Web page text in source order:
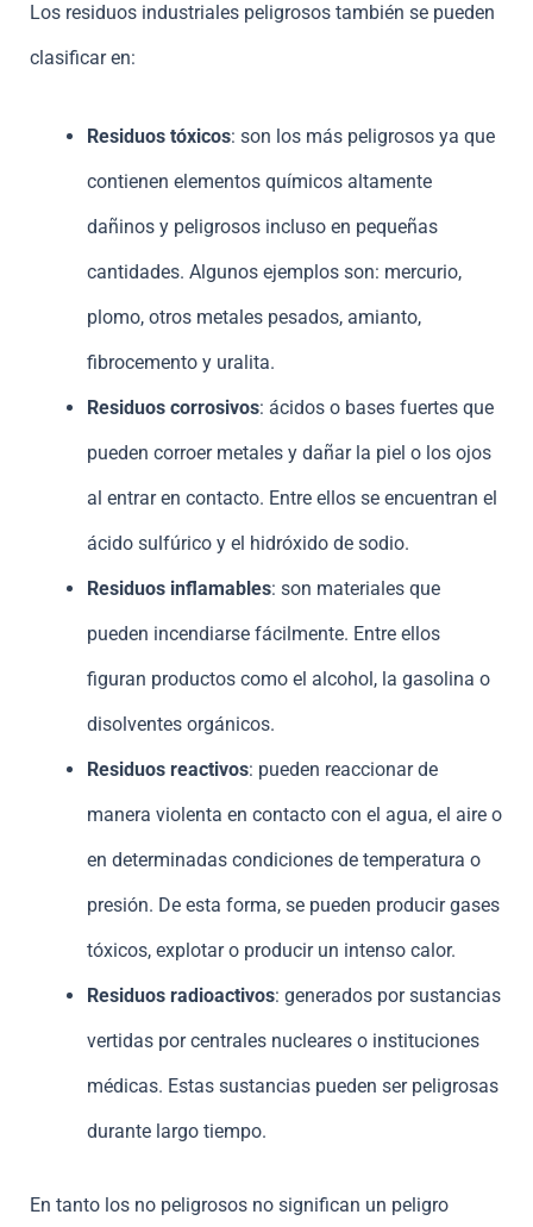
Los residuos industriales peligrosos también se pueden
clasificar en:
Residuos tóxicos: son los más peligrosos ya que
contienen elementos químicos altamente
dañinos y peligrosos incluso en pequeñas
cantidades. Algunos ejemplos son: mercurio,
plomo, otros metales pesados, amianto,
fibrocemento y uralita.
Residuos corrosivos: ácidos o bases fuertes que
pueden corroer metales y dañar la piel o los ojos
al entrar en contacto. Entre ellos se encuentran el
ácido sulfúrico y el hidróxido de sodio.
Residuos inflamables: son materiales que
pueden incendiarse fácilmente. Entre ellos
figuran productos como el alcohol, la gasolina o
disolventes orgánicos.
Residuos reactivos: pueden reaccionar de
manera violenta en contacto con el agua, el aire o
en determinadas condiciones de temperatura o
presión. De esta forma, se pueden producir gases
tóxicos, explotar o producir un intenso calor.
Residuos radioactivos: generados por sustancias
vertidas por centrales nucleares o instituciones
médicas. Estas sustancias pueden ser peligrosas
durante largo tiempo.
En tanto los no peligrosos no significan un peligro